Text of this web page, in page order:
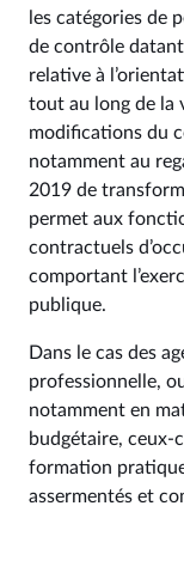
les catégories de
de contrôle
relative à
tout au long de la
modifications du
notamment au
2019 de
permet aux
contractuels
comportant
publique.
Dans le cas des
professionnelle,
notamment en
budgétaire, ceux-
formation
assermentés et